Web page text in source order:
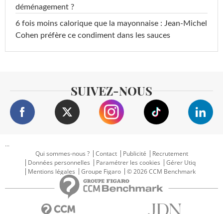
déménagement ?
6 fois moins calorique que la mayonnaise : Jean-Michel
Cohen préfère ce condiment dans les sauces
SUIVEZ-NOUS
...
Qui sommes-nous ?
Contact Publicité
Recrutement
Données personnelles
Paramétrer les cookies
Gérer Utiq
Mentions légales
Groupe Figaro © 2026 CCM Benchmark